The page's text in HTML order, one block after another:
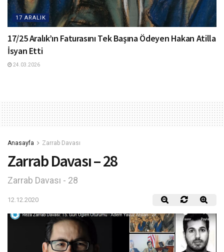
17 ARALIK
17/25 Aralık’ın Faturasını Tek Başına Ödeyen Hakan Atilla
İsyan Etti
24.03.2026
Anasayfa Zarrab Davası
Zarrab Davası – 28
Zarrab Davası - 28
12.12.2020